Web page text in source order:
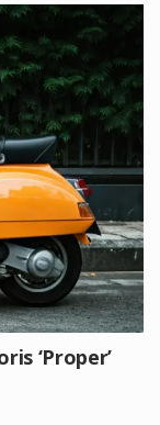
‘Proper’